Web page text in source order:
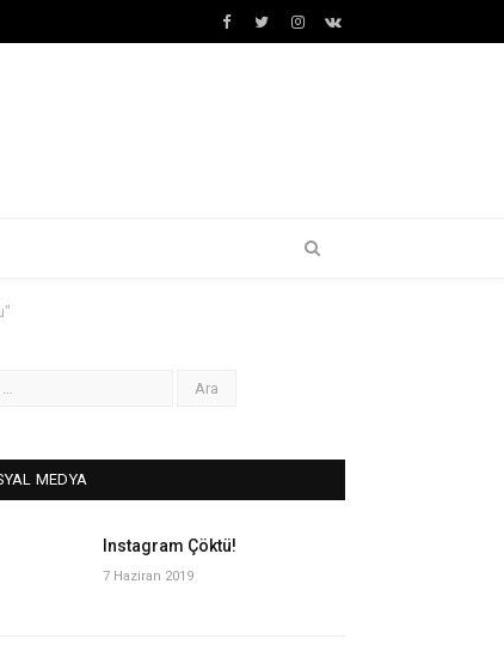
Facebook
Twitterİnstagram+
VK
MEDYA
Instagram Çöktü!
7 Haziran 2019